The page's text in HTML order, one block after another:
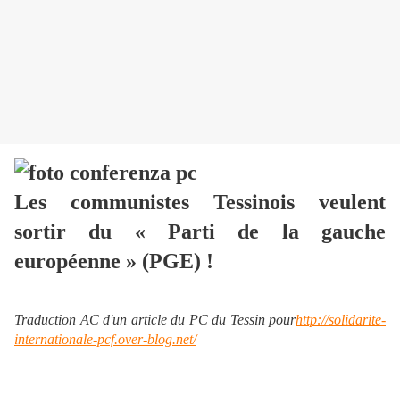
Les communistes Tessinois veulent
sortir du « Parti de la gauche
européenne » (PGE) !
Traduction AC d'un article du PC du Tessin pourhttp://solidarite-
internationale-pcf.over-blog.net/